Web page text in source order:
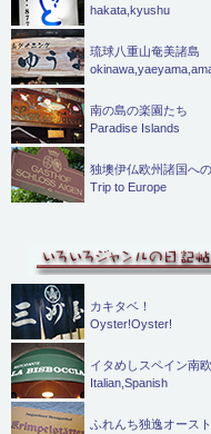
hakata,kyushu
琉球八重山奄美諸島
南の島の楽園たち
Paradise Islands
独墺伊仏欧州諸国へ
Trip to Europe
カキタベ！
Oyster!Oyster!
イタめしスペイン南
Italian,Spanish
ふれんち独逸オース